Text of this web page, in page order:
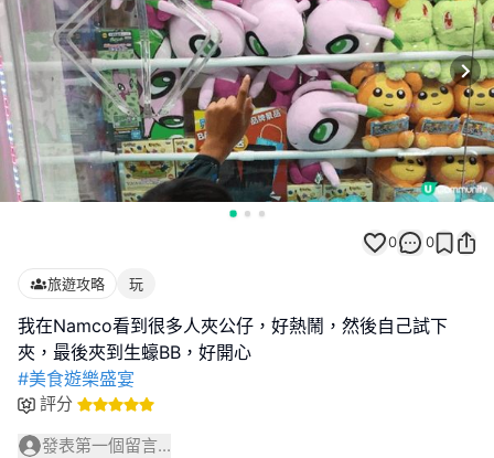
0 0
旅遊攻略 玩
我在Namco看到很多人夾公仔，好熱鬧，然後自己試下
#美食遊樂盛宴
評分
發表第一個留言...